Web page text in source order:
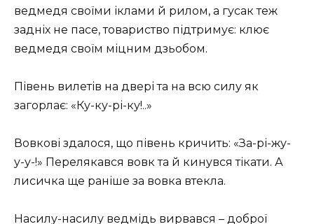
ведмедя своїми іклами й рилом, а гусак теж
задніх не пасе, товариство підтримує: клює
ведмедя своїм міцним дзьобом.
Півень вилетів на двері та на всю силу як
загорлає: «Ку-ку-рі-ку!..»
Вовкові здалося, що півень кричить: «За-рі-жу-
у-у-!» Перелякався вовк та й кинувся тікати. А
лисичка ще раніше за вовка втекла.
Насилу-насилу ведмідь вирвався – доброї